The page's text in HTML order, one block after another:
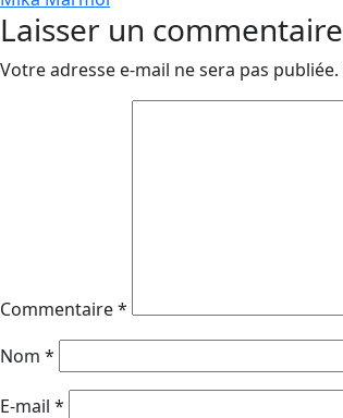
de
l’article
Laisser un commentaire
Votre adresse e-mail ne sera pas publiée.
Commentaire*
Nom *
E-mail *